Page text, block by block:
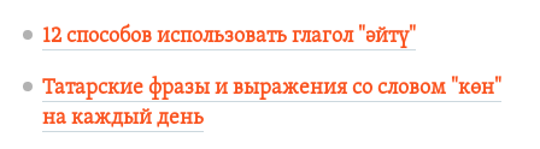
12 способов использовать глагол "әйтү"
Татарские фразы и выражения со словом "көн"
на каждый день